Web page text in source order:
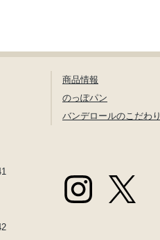
商品情報
のっぽパン
バンデロールのこだわり